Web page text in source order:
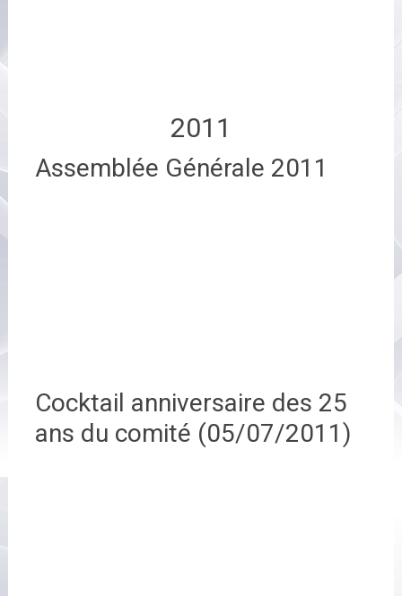
2011
Assemblée Générale 2011
Cocktail anniversaire des 25
ans du comité (05/07/2011)